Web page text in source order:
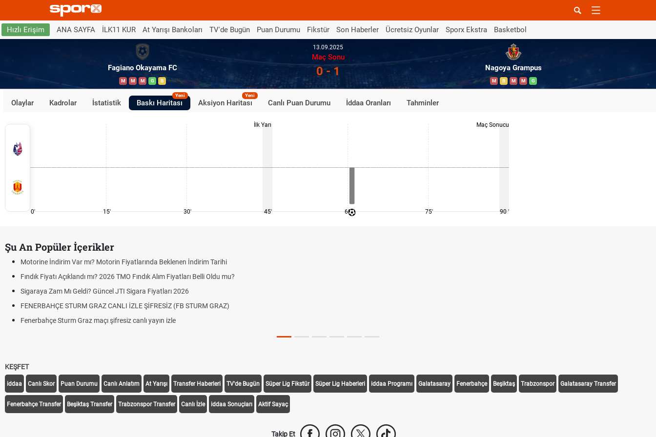
Hızlı Erişim ANA SAYFA İLK11 KUR At Yarışı Bankoları TV'de Bugün Puan Durumu Fikstür Son Haberler Ücretsiz Oyunlar Sporx Ekstra Basketbol
Fagiano Okayama FC
M M M G B
13.09.2025
Maç Sonu
0 - 1 Nagoya Grampus
M B M M G
Olaylar Kadrolar İstatistik Baskı Haritası
Yeni
Aksiyon Haritası
Yeni
Canlı Puan Durumu İddaa Oranları Tahminler
0' 15' 30'
İlk Yarı
45' 60' 75'
Maç Sonucu
90 '
Şu An Popüler İçerikler
Motorine İndirim Var mı? Motorin Fiyatlarında Beklenen İndirim Tarihi
Fındık Fiyatı Açıklandı mı? 2026 TMO Fındık Alım Fiyatları Belli Oldu mu?
Sigaraya Zam Mı Geldi? Güncel JTI Sigara Fiyatları 2026
FENERBAHÇE STURM GRAZ CANLI İZLE ŞİFRESİZ (FB STURM GRAZ)
Fenerbahçe Sturm Graz maçı şifresiz canlı yayın izle
KEŞFET
iddaa Canlı Skor Puan Durumu Canlı Anlatım At Yarışı Transfer Haberleri TV'de Bugün Süper Lig Fikstür Süper Lig Haberleri iddaa Programı Galatasaray Fenerbahçe Beşiktaş Trabzonspor Galatasaray Transfer
Fenerbahçe Transfer Beşiktaş Transfer Trabzonspor Transfer Canlı İzle iddaa Sonuçları Aktif Sayaç
Takip Et